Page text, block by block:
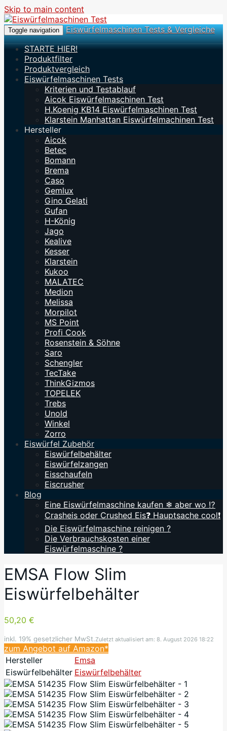
Skip to main content
Toggle navigation
Eiswürfelmaschinen Tests & Vergleiche
STARTE HIER!
Produktfilter
Produktvergleich
Eiswürfelmaschinen Tests
Kriterien und Testablauf
Aicok Eiswürfelmaschinen Test
H.Koenig KB14 Eiswürfelmaschinen Test
Klarstein Manhattan Eiswürfelmachinen Test
Hersteller
Aicok
Betec
Bomann
Brema
Caso
Gemlux
Gino Gelati
Gufan
H-König
Jago
Kealive
Kesser
Klarstein
Kukoo
MALATEC
Medion
Melissa
Morpilot
MS Point
Profi Cook
Rosenstein & Söhne
Saro
Schengler
TecTake
ThinkGizmos
TOPELEK
Trebs
Unold
Winkel
Zorro
Eiswürfel Zubehör
Eiswürfelbehälter
Eiswürfelzangen
Eisschaufeln
Eiscrusher
Blog
Eine Eiswürfelmaschine kaufen ❄ aber wo ⁉️
Crasheis oder Crushed Eis❓ Hauptsache cool❗
Die Eiswürfelmaschine reinigen ?
Die Verbrauchskosten einer
Eiswürfelmaschine ?
EMSA Flow Slim
Eiswürfelbehälter
50,20 €
inkl. 19% gesetzlicher MwSt.Zuletzt aktualisiert am: 8. August 2026 18:22
zum Angebot auf Amazon*
Hersteller
Emsa
Eiswürfelbehälter Eiswürfelbehälter